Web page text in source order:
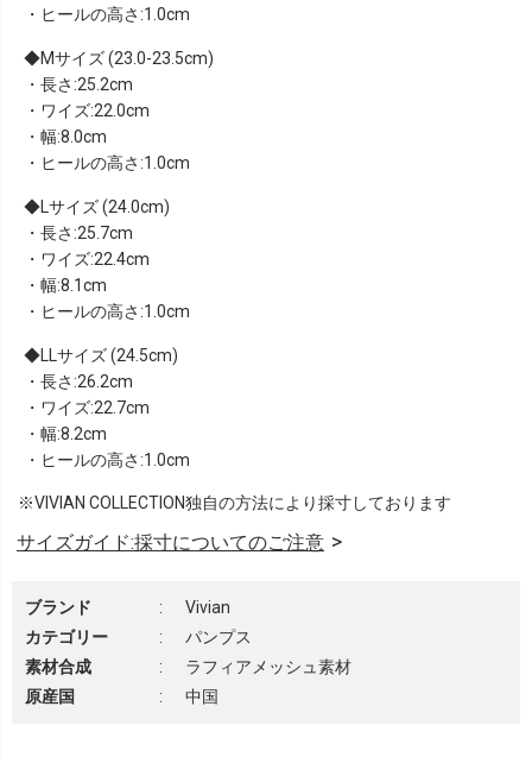
・ヒールの高さ:1.0cm
Mサイズ (23.0-23.5cm)
・長さ:25.2cm
・ワイズ:22.0cm
・幅:8.0cm
・ヒールの高さ:1.0cm
Lサイズ (24.0cm)
・長さ:25.7cm
・ワイズ:22.4cm
・幅:8.1cm
・ヒールの高さ:1.0cm
LLサイズ (24.5cm)
・長さ:26.2cm
・ワイズ:22.7cm
・幅:8.2cm
・ヒールの高さ:1.0cm
※VIVIAN COLLECTION独自の方法により採寸しております
サイズガイド:採寸についてのご注意
ブランド :
Vivian
カテゴリー
:
パンプス
素材合成
:
ラフィアメッシュ素材
原産国
: 中国